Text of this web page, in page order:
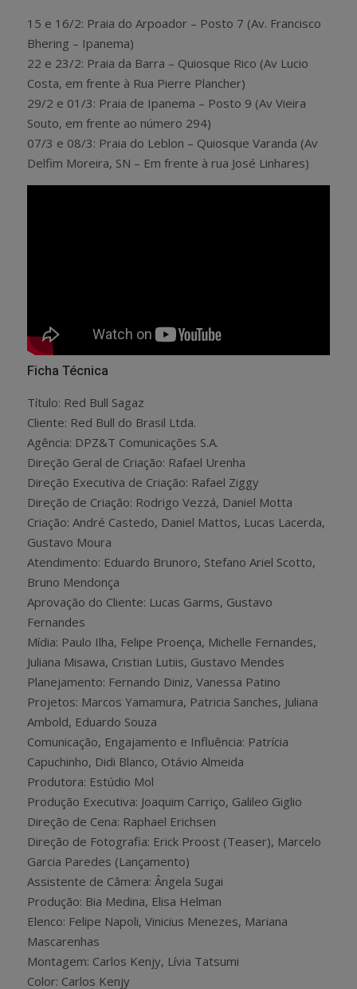
15 e 16/2: Praia do Arpoador – Posto 7 (Av. Francisco
Bhering – Ipanema)
22 e 23/2: Praia da Barra – Quiosque Rico (Av Lucio
Costa, em frente à Rua Pierre Plancher)
29/2 e 01/3: Praia de Ipanema – Posto 9 (Av Vieira
Souto, em frente ao número 294)
07/3 e 08/3: Praia do Leblon – Quiosque Varanda (Av
Delfim Moreira, SN – Em frente à rua José Linhares)
Ficha Técnica
Título: Red Bull Sagaz
Cliente: Red Bull do Brasil Ltda.
Agência: DPZ&T Comunicações S.A.
Direção Geral de Criação: Rafael Urenha
Direção Executiva de Criação: Rafael Ziggy
Direção de Criação: Rodrigo Vezzá, Daniel Motta
Criação: André Castedo, Daniel Mattos, Lucas Lacerda,
Gustavo Moura
Atendimento: Eduardo Brunoro, Stefano Ariel Scotto,
Bruno Mendonça
Aprovação do Cliente: Lucas Garms, Gustavo
Fernandes
Mídia: Paulo Ilha, Felipe Proença, Michelle Fernandes,
Juliana Misawa, Cristian Lutiis, Gustavo Mendes
Planejamento: Fernando Diniz, Vanessa Patino
Projetos: Marcos Yamamura, Patricia Sanches, Juliana
Ambold, Eduardo Souza
Comunicação, Engajamento e Influência: Patrícia
Capuchinho, Didi Blanco, Otávio Almeida
Produtora: Estúdio Mol
Produção Executiva: Joaquim Carriço, Galileo Giglio
Direção de Cena: Raphael Erichsen
Direção de Fotografia: Erick Proost (Teaser), Marcelo
Garcia Paredes (Lançamento)
Assistente de Câmera: Ângela Sugai
Produção: Bia Medina, Elisa Helman
Elenco: Felipe Napoli, Vinicius Menezes, Mariana
Mascarenhas
Montagem: Carlos Kenjy, Lívia Tatsumi
Color: Carlos Kenjy